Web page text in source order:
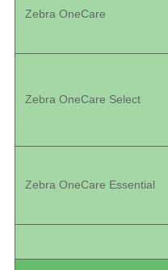
Zebra OneCare
Zebra OneCare Select
Zebra OneCare Essential